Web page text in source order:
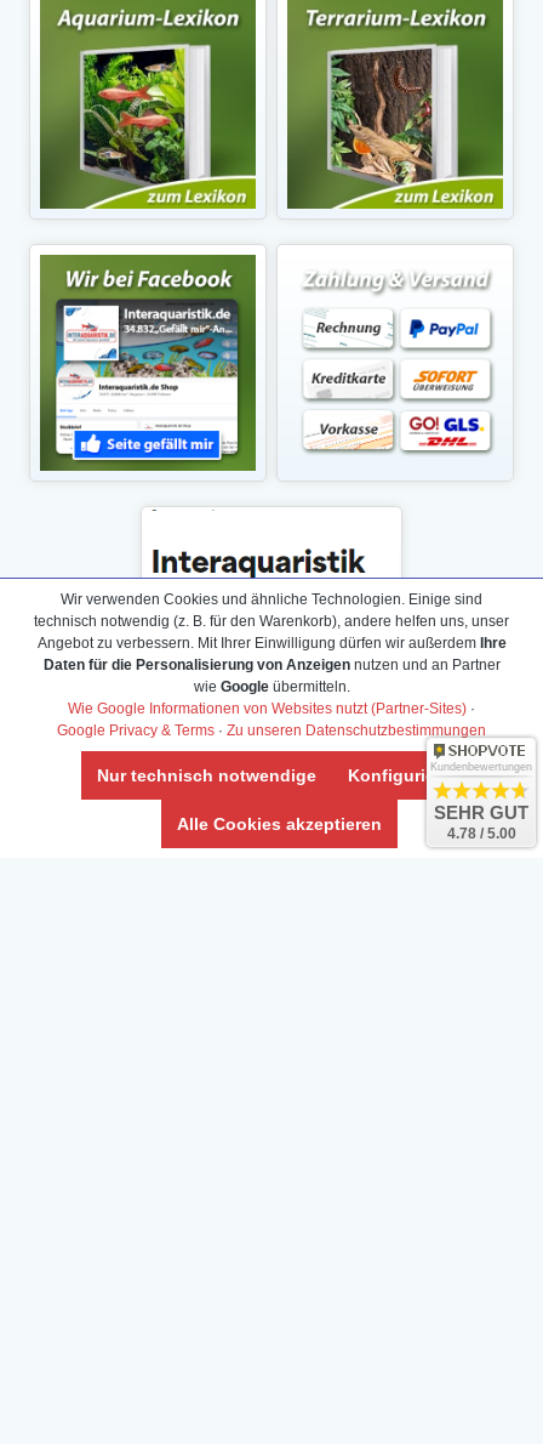
Daten­schutz­erklärung
Widerrufs­recht /Widerrufs­formular
Wir verwenden Cookies und ähnliche Technologien. Einige sind
technisch notwendig (z. B. für den Warenkorb), andere helfen uns, unser
Angebot zu verbessern. Mit Ihrer Einwilligung dürfen wir außerdem Ihre
Daten für die Personalisierung von Anzeigennutzen und an Partner
wie Googleübermitteln.
Wie Google Informationen von Websites nutzt (Partner-Sites) ·
Google Privacy & Terms · Zu unseren Datenschutzbestimmungen
Nur technisch notwendige Konfigurieren
Alle Cookies akzeptieren
Kundenbewertungen
SEHR GUT
4.78 / 5.00